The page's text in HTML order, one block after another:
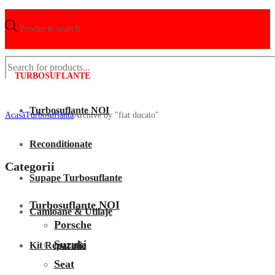
Products search
TURBOSUFLANTE
Turbosuflante NOI
Reconditionate
Supape Turbosuflante
Camioane & Utilaje
Kit Reparatie
AcasãTurbosuflantaArchive by "fiat ducato"
Categorii
Turbosuflante NOI
Porsche
Suzuki
Seat